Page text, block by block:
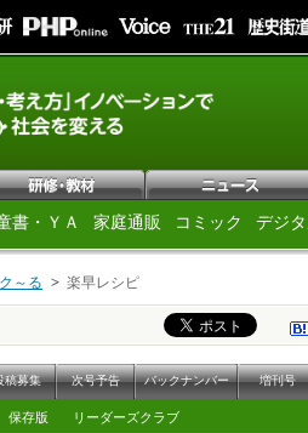
書・ＹＡ 家庭通販 コミック デジ
～る 楽早レシピ
稿募集 次号予告 バックナンバー 増刊号
保存版 リーダーズクラブ